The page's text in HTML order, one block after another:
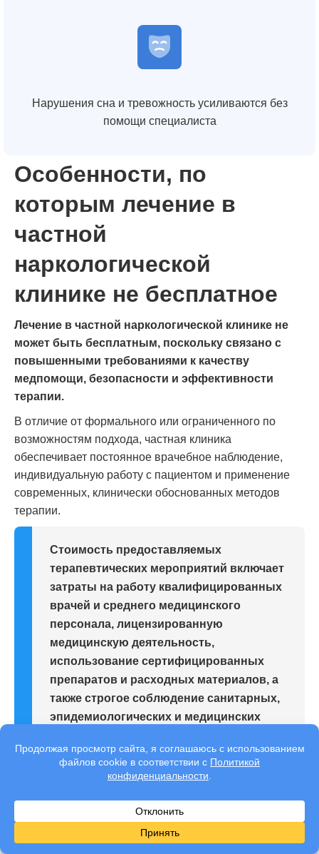
Нарушения сна и тревожность усиливаются без
помощи специалиста
Особенности, по
которым лечение в
частной
наркологической
клинике не бесплатное
Лечение в частной наркологической клинике не
может быть бесплатным, поскольку связано с
повышенными требованиями к качеству
медпомощи, безопасности и эффективности
терапии.
В отличие от формального или ограниченного по
возможностям подхода, частная клиника
обеспечивает постоянное врачебное наблюдение,
индивидуальную работу с пациентом и применение
современных, клинически обоснованных методов
терапии.
Стоимость предоставляемых
терапевтических мероприятий включает
затраты на работу квалифицированных
врачей и среднего медицинского
персонала, лицензированную
медицинскую деятельность,
использование сертифицированных
препаратов и расходных материалов, а
также строгое соблюдение санитарных,
эпидемиологических и медицинских
Дополнительно учитываются комфортные
условия пребывания, конфиденциальность,
отсутствие очередей и возможность уделять
зависимому человеку столько времени, сколько